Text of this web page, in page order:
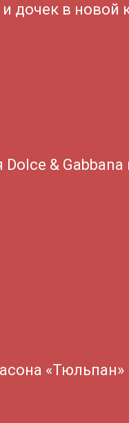
дочек в новой
& Gabbana
«Тюльпан»